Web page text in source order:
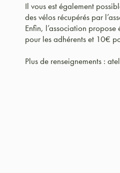
Il vous est également
des vélos récupérés par
Enfin, l’association propose
pour les adhérents et 10€
Plus de renseignements :